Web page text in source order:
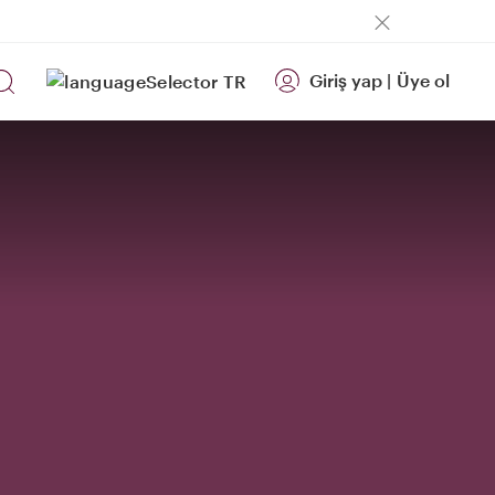
TR Giriş yap | Üye ol